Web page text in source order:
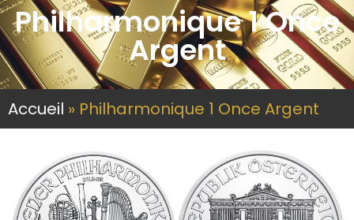
Philharmonique 1 Once
Argent
Accueil » Philharmonique 1 Once Argent